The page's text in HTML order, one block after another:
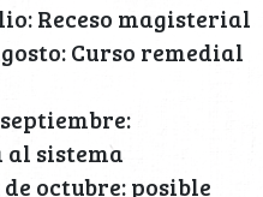
Receso magisterial
Curso remedial
sistema
octubre: posible